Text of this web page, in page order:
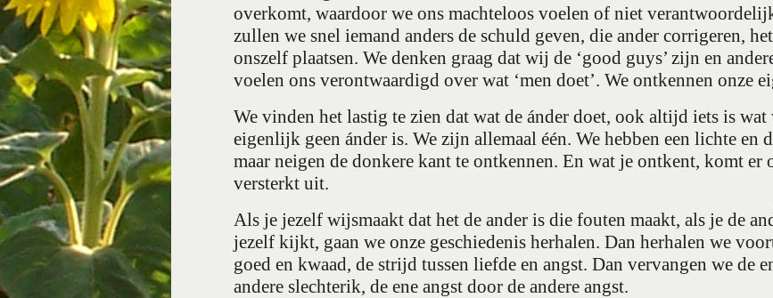
overkomt, waardoor we ons machteloos voelen of niet
zullen we snel iemand anders de schuld geven, die ander corrigeren,
onszelf plaatsen. We denken graag dat wij de ‘good guys’ zijn en
voelen ons verontwaardigd over wat ‘men doet’. We ontkennen onze
We vinden het lastig te zien dat wat de ánder doet, ook altijd iets is
eigenlijk geen ánder is. We zijn allemaal één. We hebben een lichte en
maar neigen de donkere kant te ontkennen. En wat je ontkent, komt er
versterkt uit.
Als je jezelf wijsmaakt dat het de ander is die fouten maakt, als je de
jezelf kijkt, gaan we onze geschiedenis herhalen. Dan herhalen we
goed en kwaad, de strijd tussen liefde en angst. Dan vervangen we de
andere slechterik, de ene angst door de andere angst.